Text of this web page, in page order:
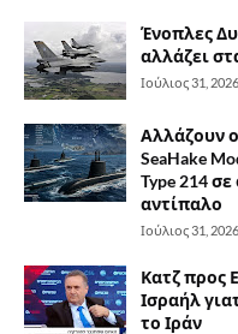
Ένοπλες
αλλάζει
Ιούλιος 31, 2026
Αλλάζουν
SeaHake
Type 214
αντίπαλο
Ιούλιος 31, 2026
Κατζ προς
Ισραήλ
το Ιράν